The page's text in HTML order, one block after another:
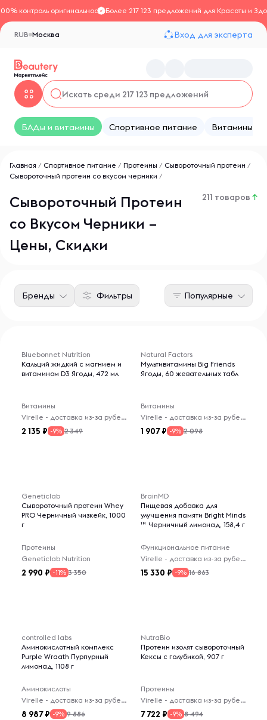
контроль оригинальностиБолее 217 123 предложений для Красоты и
Москва
RUB Вход для эксперта
БАДы и витамины Спортивное питание Витамины
Главная / Спортивное питание / Протеины / Сывороточный протеин /
Сывороточный протеин со вкусом черники /
Сывороточный Протеин
со Вкусом Черники –
Цены, Скидки
211 товаров ↑
Фильтры
Бренды Популярные
Bluebonnet Nutrition
Кальций жидкий с магнием и
витамином D3 Ягоды, 472 мл
Витамины
Virelle - доставка из-за рубежа
2 135 -9% 2 349
Natural Factors
Мультивитамины Big Friends
Ягоды, 60 жевательных табл
Витамины
Virelle - доставка из-за рубежа
1 907 -9% 2 098
Geneticlab
Сывороточный протеин Whey
PRO Черничный чизкейк, 1000
г
Протеины
Geneticlab Nutrition
2 990 -11% 3 350
BrainMD
Пищевая добавка для
улучшения памяти Bright Minds
™ Черничный лимонад, 158,4 г
Функциональное питание
Virelle - доставка из-за рубежа
15 330 -9% 16 863
controlled labs
Аминокислотный комплекс
Purple Wraath Пурпурный
лимонад, 1108 г
Аминокислоты
Virelle - доставка из-за рубежа
8 987 -9% 9 886
NutraBio
Протеин изолят сывороточный
Кексы с голубикой, 907 г
Протеины
Virelle - доставка из-за рубежа
7 722 -9% 8 494